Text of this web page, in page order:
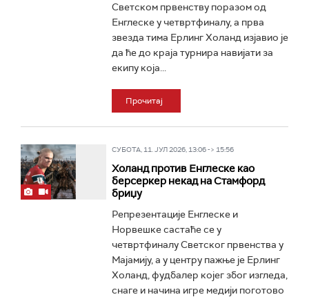
Светском првенству поразом од
Енглеске у четвртфиналу, а прва
звезда тима Ерлинг Холанд изјавио је
да ће до краја турнира навијати за
екипу која...
Прочитај
СУБОТА, 11. ЈУЛ 2026, 13:06 -> 15:56
Холанд против Енглеске као
берсеркер некад на Стамфорд
бриџу
Репрезентације Енглеске и
Норвешке састаће се у
четвртфиналу Светског првенства у
Мајамију, а у центру пажње је Ерлинг
Холанд, фудбалер којег због изгледа,
снаге и начина игре медији поготово